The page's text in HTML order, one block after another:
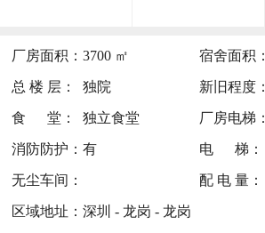
厂房面积：3700 ㎡ 宿舍面积：
总 楼 层： 独院 新旧程度：
食 堂： 独立食堂 厂房电梯：
消防防护：有 电 梯：
无尘车间： 配 电 量：
区域地址：深圳 - 龙岗 - 龙岗